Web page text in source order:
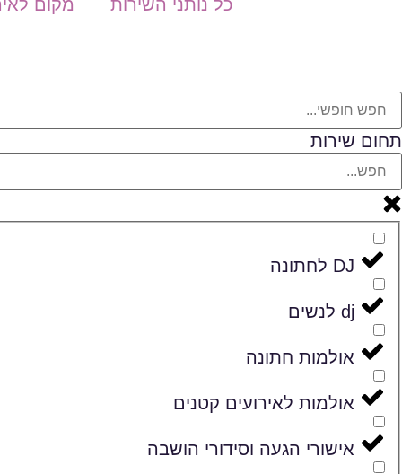
כל נותני השירות מקום
תחום שירות
DJ לחתונה
dj לנשים
אולמות חתונה
אולמות לאירועים קטנים
אישורי הגעה וסידורי הושבה